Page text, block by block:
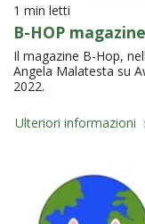
1 min letti
B-HOP magazine
Il magazine B-Hop,
Angela Malatesta su
2022.
Ulteriori informazioni